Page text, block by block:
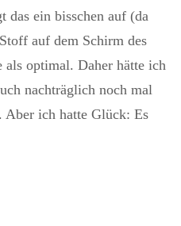
das ein bisschen auf (da
auf dem Schirm des
als optimal. Daher hätte ich
nachträglich noch mal
Aber ich hatte Glück: Es